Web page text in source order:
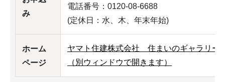
み
電話番号：0120-08-6688
(定休日：水、木、年末年始)
ホーム
ページ
ヤマト住建株式会社 住まいのギャラリー
（別ウィンドウで開きます）